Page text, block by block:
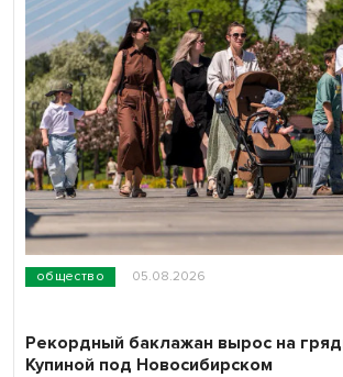
общество 05.08.2026
Рекордный баклажан вырос на
Купиной под Новосибирском